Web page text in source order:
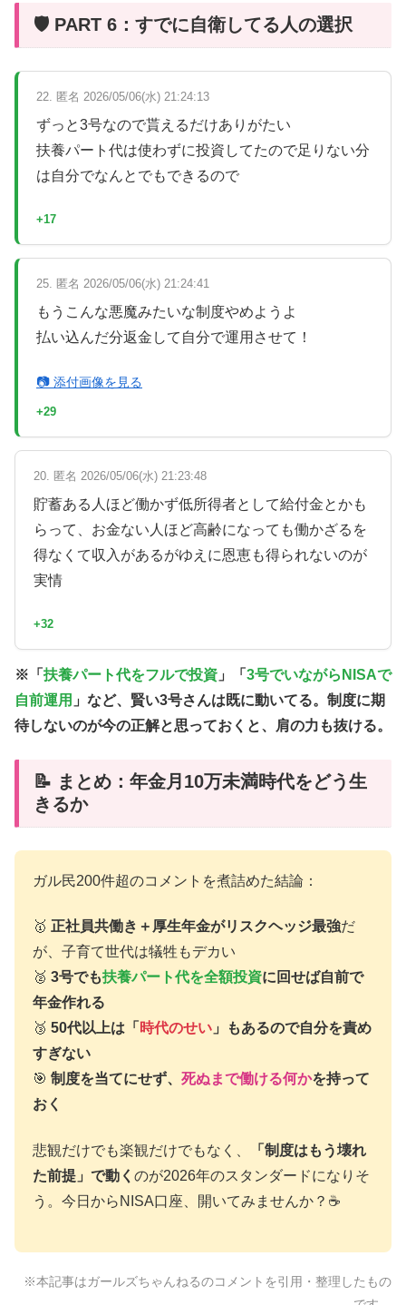
🛡 PART 6：すでに自衛してる人の選択
22. 匿名 2026/05/06(水) 21:24:13
ずっと3号なので貰えるだけありがたい
扶養パート代は使わずに投資してたので足りない分
は自分でなんとでもできるので
+17
25. 匿名 2026/05/06(水) 21:24:41
もうこんな悪魔みたいな制度やめようよ
払い込んだ分返金して自分で運用させて！
📷 添付画像を見る
+29
20. 匿名 2026/05/06(水) 21:23:48
貯蓄ある人ほど働かず低所得者として給付金とかも
らって、お金ない人ほど高齢になっても働かざるを
得なくて収入があるがゆえに恩恵も得られないのが
実情
+32
※「 扶養パート代をフルで投資 」「 3号でいながらNISAで
自前運用 」など、賢い3号さんは既に動いてる。 制度に期
待しないのが今の正解と思っておくと、肩の力も抜ける。
📝 まとめ：年金月10万未満時代をどう生
きるか
ガル民200件超のコメントを煮詰めた結論：
🥇 正社員共働き＋厚生年金がリスクヘッジ最強だ
が、子育て世代は犠牲もデカい
🥈 3号でも扶養パート代を全額投資に回せば自前で
年金作れる
🥉 50代以上は「 時代のせい 」もあるので自分を責め
すぎない
🎯 制度を当てにせず、 死ぬまで働ける何かを持って
おく
悲観だけでも楽観だけでもなく、
「制度はもう壊れ
た前提」で動く のが2026年のスタンダードになりそ
う。今日からNISA口座、開いてみませんか？☕
※本記事はガールズちゃんねるのコメントを引用・整理したもの